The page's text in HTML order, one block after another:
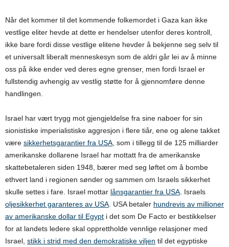
Når det kommer til det kommende folkemordet i Gaza kan ikke
vestlige eliter hevde at dette er hendelser utenfor deres kontroll,
ikke bare fordi disse vestlige elitene hevder å bekjenne seg selv til
et universalt liberalt menneskesyn som de aldri går lei av å minne
oss på ikke ender ved deres egne grenser, men fordi Israel er
fullstendig avhengig av vestlig støtte for å gjennomføre denne
handlingen.
Israel har vært trygg mot gjengjeldelse fra sine naboer for sin
sionistiske imperialistiske aggresjon i flere tiår, ene og alene takket
være sikkerhetsgarantier fra USA , som i tillegg til de 125 milliarder
amerikanske dollarene Israel har mottatt fra de amerikanske
skattebetaleren siden 1948, bærer med seg løftet om å bombe
ethvert land i regionen sønder og sammen om Israels sikkerhet
skulle settes i fare. Israel mottar lånsgarantier fra USA . Israels
oljesikkerhet garanteres av USA . USA betaler hundrevis av millioner
av amerikanske dollar til Egypt i det som De Facto er bestikkelser
for at landets ledere skal opprettholde vennlige relasjoner med
Israel, stikk i strid med den demokratiske viljen til det egyptiske